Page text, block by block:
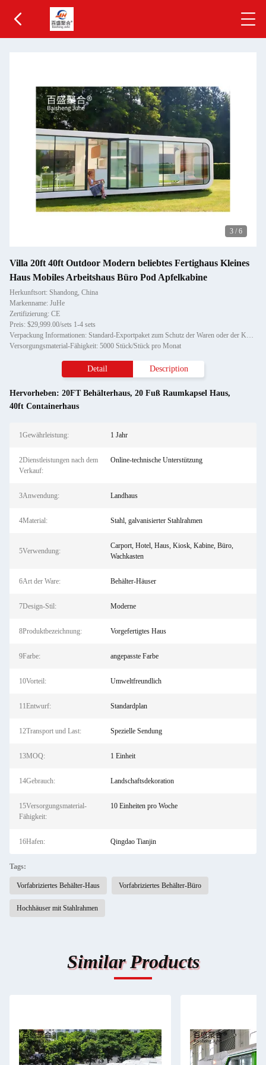
3 / 6
Villa 20ft 40ft Outdoor Modern beliebtes Fertighaus Kleines
Haus Mobiles Arbeitshaus Büro Pod Apfelkabine
Herkunftsort: Shandong, China
Markenname: JuHe
Zertifizierung: CE
Preis: $29,999.00/sets 1-4 sets
Verpackung Informationen: Standard-Exportpaket zum Schutz der Waren oder der Kundenanforderungen
Versorgungsmaterial-Fähigkeit: 5000 Stück/Stück pro Monat
Detail Description
Hervorheben: 20FT Behälterhaus, 20 Fuß Raumkapsel Haus,
40ft Containerhaus
1Gewährleistung: 1 Jahr
2Dienstleistungen nach dem
Verkauf:
Online-technische Unterstützung
3Anwendung: Landhaus
4Material: Stahl, galvanisierter Stahlrahmen
5Verwendung:
Carport, Hotel, Haus, Kiosk, Kabine, Büro,
Wachkasten
6Art der Ware: Behälter-Häuser
7Design-Stil: Moderne
8Produktbezeichnung: Vorgefertigtes Haus
9Farbe: angepasste Farbe
10Vorteil: Umweltfreundlich
11Entwurf: Standardplan
12Transport und Last: Spezielle Sendung
13MOQ: 1 Einheit
14Gebrauch: Landschaftsdekoration
15Versorgungsmaterial-
Fähigkeit:
10 Einheiten pro Woche
16Hafen: Qingdao Tianjin
Tags:
Vorfabriziertes Behälter-Haus Vorfabriziertes Behälter-Büro
Hochhäuser mit Stahlrahmen
Similar Products